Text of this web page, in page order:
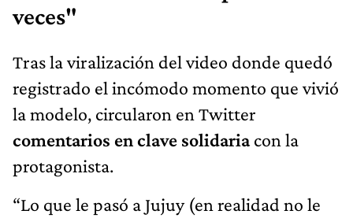
veces"
Tras la viralización del video donde quedó
registrado el incómodo momento que vivió
la modelo, circularon en Twitter
comentarios en clave solidariacon la
protagonista.
“Lo que le pasó a Jujuy (en realidad no le